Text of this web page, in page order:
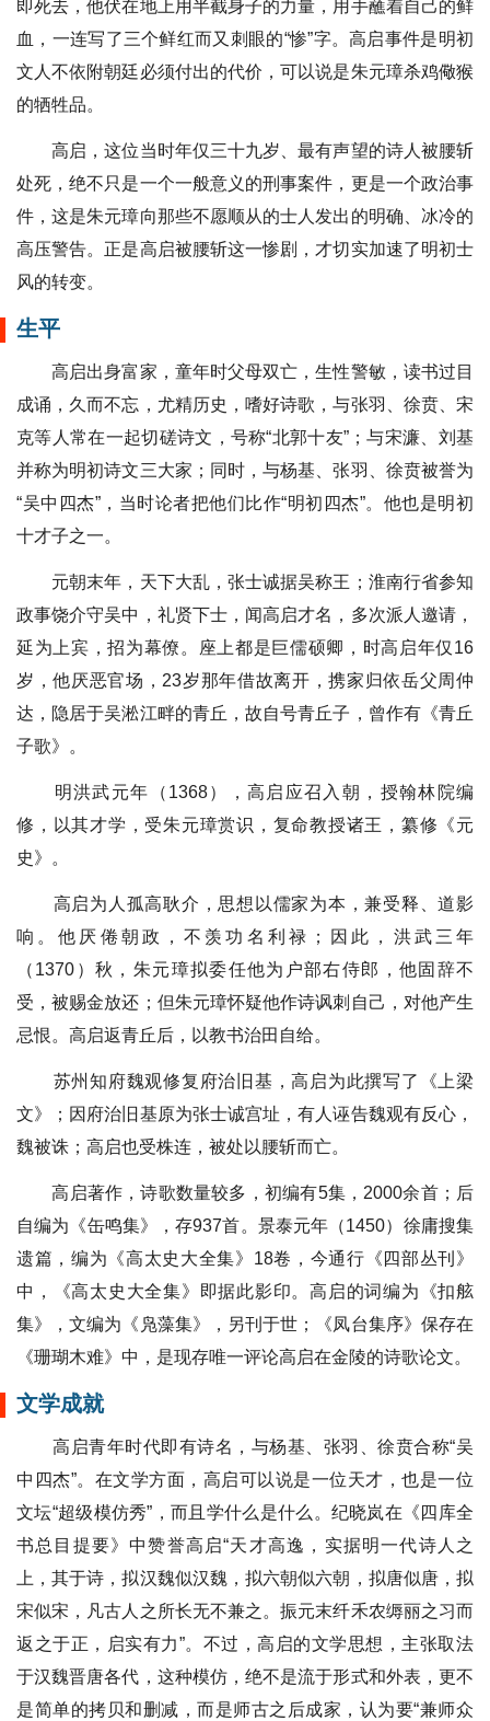
即死去，他伏在地上用半截身子的力量，用手蘸着自己的鲜
血，一连写了三个鲜红而又刺眼的“惨”字。高启事件是明初
文人不依附朝廷必须付出的代价，可以说是朱元璋杀鸡儆猴
的牺牲品。
高启，这位当时年仅三十九岁、最有声望的诗人被腰斩
处死，绝不只是一个一般意义的刑事案件，更是一个政治事
件，这是朱元璋向那些不愿顺从的士人发出的明确、冰冷的
高压警告。正是高启被腰斩这一惨剧，才切实加速了明初士
风的转变。
生平
高启出身富家，童年时父母双亡，生性警敏，读书过目
成诵，久而不忘，尤精历史，嗜好诗歌，与张羽、徐贲、宋
克等人常在一起切磋诗文，号称“北郭十友”；与宋濂、刘基
并称为明初诗文三大家；同时，与杨基、张羽、徐贲被誉为
“吴中四杰”，当时论者把他们比作“明初四杰”。他也是明初
十才子之一。
元朝末年，天下大乱，张士诚据吴称王；淮南行省参知
政事饶介守吴中，礼贤下士，闻高启才名，多次派人邀请，
延为上宾，招为幕僚。座上都是巨儒硕卿，时高启年仅16
岁，他厌恶官场，23岁那年借故离开，携家归依岳父周仲
达，隐居于吴淞江畔的青丘，故自号青丘子，曾作有《青丘
子歌》。
明洪武元年（1368），高启应召入朝，授翰林院编
修，以其才学，受朱元璋赏识，复命教授诸王，纂修《元
史》。
高启为人孤高耿介，思想以儒家为本，兼受释、道影
响。他厌倦朝政，不羡功名利禄；因此，洪武三年
（1370）秋，朱元璋拟委任他为户部右侍郎，他固辞不
受，被赐金放还；但朱元璋怀疑他作诗讽刺自己，对他产生
忌恨。高启返青丘后，以教书治田自给。
苏州知府魏观修复府治旧基，高启为此撰写了《上梁
文》；因府治旧基原为张士诚宫址，有人诬告魏观有反心，
魏被诛；高启也受株连，被处以腰斩而亡。
高启著作，诗歌数量较多，初编有5集，2000余首；后
自编为《缶鸣集》，存937首。景泰元年（1450）徐庸搜集
遗篇，编为《高太史大全集》18卷，今通行《四部丛刊》
中，《高太史大全集》即据此影印。高启的词编为《扣舷
集》，文编为《凫藻集》，另刊于世；《凤台集序》保存在
《珊瑚木难》中，是现存唯一评论高启在金陵的诗歌论文。
文学成就
高启青年时代即有诗名，与杨基、张羽、徐贲合称“吴
中四杰”。在文学方面，高启可以说是一位天才，也是一位
文坛“超级模仿秀”，而且学什么是什么。纪晓岚在《四库全
书总目提要》中赞誉高启“天才高逸，实据明一代诗人之
上，其于诗，拟汉魏似汉魏，拟六朝似六朝，拟唐似唐，拟
宋似宋，凡古人之所长无不兼之。振元末纤禾农缛丽之习而
返之于正，启实有力”。不过，高启的文学思想，主张取法
于汉魏晋唐各代，这种模仿，绝不是流于形式和外表，更不
是简单的拷贝和删减，而是师古之后成家，认为要“兼师众